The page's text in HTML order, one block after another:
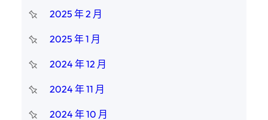
2025 年 2 月
2025 年 1 月
2024 年 12 月
2024 年 11 月
2024 年 10 月